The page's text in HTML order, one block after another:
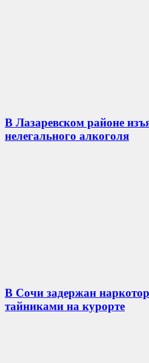
В Лазаревском районе
нелегального алкоголя
В Сочи задержан
тайниками на курорте